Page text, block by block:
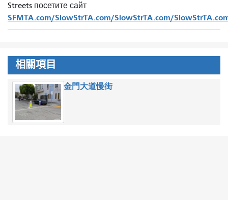
Streets посетите сайт
SFMTA.com/SlowStrTA.com/SlowStrTA.com/
相關項目
金門大道慢街